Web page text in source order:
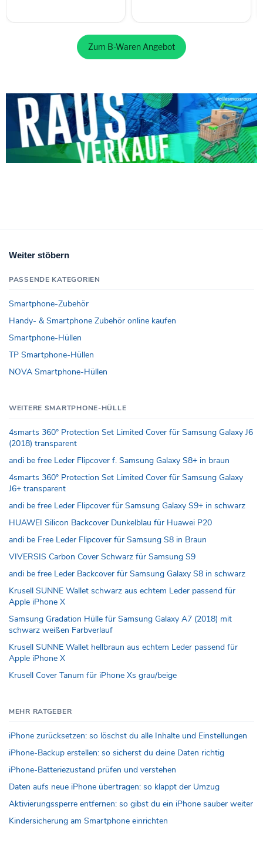
Zum B-Waren Angebot
Weiter stöbern
PASSENDE KATEGORIEN
Smartphone-Zubehör
Handy- & Smartphone Zubehör online kaufen
Smartphone-Hüllen
TP Smartphone-Hüllen
NOVA Smartphone-Hüllen
WEITERE SMARTPHONE-HÜLLE
4smarts 360° Protection Set Limited Cover für Samsung Galaxy J6
(2018) transparent
andi be free Leder Flipcover f. Samsung Galaxy S8+ in braun
4smarts 360° Protection Set Limited Cover für Samsung Galaxy
J6+ transparent
andi be free Leder Flipcover für Samsung Galaxy S9+ in schwarz
HUAWEI Silicon Backcover Dunkelblau für Huawei P20
andi be Free Leder Flipcover für Samsung S8 in Braun
VIVERSIS Carbon Cover Schwarz für Samsung S9
andi be free Leder Backcover für Samsung Galaxy S8 in schwarz
Krusell SUNNE Wallet schwarz aus echtem Leder passend für
Apple iPhone X
Samsung Gradation Hülle für Samsung Galaxy A7 (2018) mit
schwarz weißen Farbverlauf
Krusell SUNNE Wallet hellbraun aus echtem Leder passend für
Apple iPhone X
Krusell Cover Tanum für iPhone Xs grau/beige
MEHR RATGEBER
iPhone zurücksetzen: so löschst du alle Inhalte und Einstellungen
iPhone-Backup erstellen: so sicherst du deine Daten richtig
iPhone-Batteriezustand prüfen und verstehen
Daten aufs neue iPhone übertragen: so klappt der Umzug
Aktivierungssperre entfernen: so gibst du ein iPhone sauber weiter
Kindersicherung am Smartphone einrichten